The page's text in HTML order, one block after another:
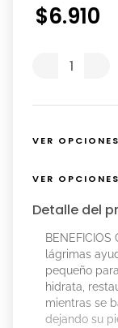
$6.910
VER
VER
Detalle del
lágrimas
pequeño
hidrata,
mientras se
dejando su